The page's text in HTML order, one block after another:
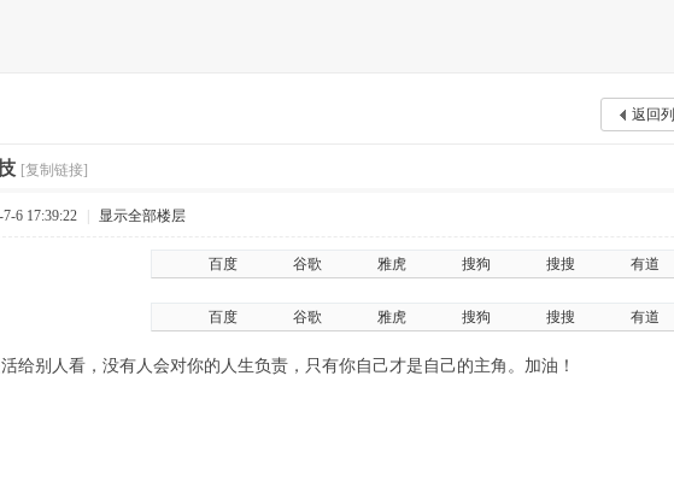
返回
[复制链接]
6 17:39:22 显示全部楼层
百度 谷歌 雅虎 搜狗 搜搜 有道
百度 谷歌 雅虎 搜狗 搜搜 有道
给别人看，没有人会对你的人生负责，只有你自己才是自己的主角。加油！